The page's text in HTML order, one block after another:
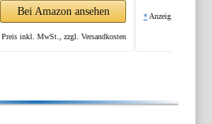
Brotzentrierung,
Bei Amazon ansehen
Preis inkl. MwSt., zzgl. Versandkosten
* Anzeige